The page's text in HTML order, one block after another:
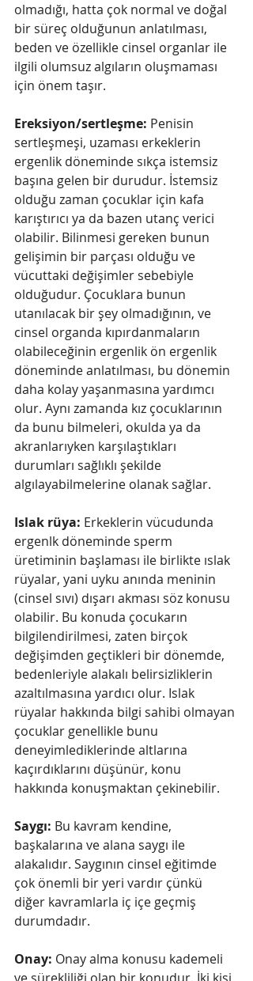
olmadığı, hatta çok normal ve doğal
bir süreç olduğunun anlatılması,
beden ve özellikle cinsel organlar ile
ilgili olumsuz algıların oluşmaması
için önem taşır.
Ereksiyon/sertleşme: Penisin
sertleşmeşi, uzaması erkeklerin
ergenlik döneminde sıkça istemsiz
başına gelen bir durudur. İstemsiz
olduğu zaman çocuklar için kafa
karıştırıcı ya da bazen utanç verici
olabilir. Bilinmesi gereken bunun
gelişimin bir parçası olduğu ve
vücuttaki değişimler sebebiyle
olduğudur. Çocuklara bunun
utanılacak bir şey olmadığının, ve
cinsel organda kıpırdanmaların
olabileceğinin ergenlik ön ergenlik
döneminde anlatılması, bu dönemin
daha kolay yaşanmasına yardımcı
olur. Aynı zamanda kız çocuklarının
da bunu bilmeleri, okulda ya da
akranlarıyken karşılaştıkları
durumları sağlıklı şekilde
algılayabilmelerine olanak sağlar.
Islak rüya: Erkeklerin vücudunda
ergenlk döneminde sperm
üretiminin başlaması ile birlikte ıslak
rüyalar, yani uyku anında meninin
(cinsel sıvı) dışarı akması söz konusu
olabilir. Bu konuda çocukarın
bilgilendirilmesi, zaten birçok
değişimden geçtikleri bir dönemde,
bedenleriyle alakalı belirsizliklerin
azaltılmasına yardıcı olur. Islak
rüyalar hakkında bilgi sahibi olmayan
çocuklar genellikle bunu
deneyimlediklerinde altlarına
kaçırdıklarını düşünür, konu
hakkında konuşmaktan çekinebilir.
Saygı: Bu kavram kendine,
başkalarına ve alana saygı ile
alakalıdır. Saygının cinsel eğitimde
çok önemli bir yeri vardır çünkü
diğer kavramlarla iç içe geçmiş
durumdadır.
Onay: Onay alma konusu kademeli